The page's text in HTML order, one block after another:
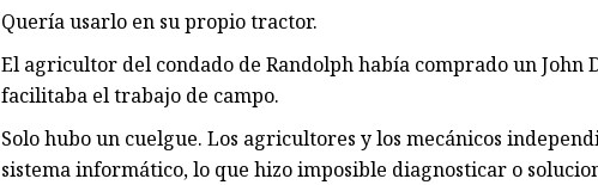
Quería usarlo en su propio tractor.
El agricultor del condado de Randolph había comprado un John
facilitaba el trabajo de campo.
Solo hubo un cuelgue. Los agricultores y los mecánicos
sistema informático, lo que hizo imposible diagnosticar o